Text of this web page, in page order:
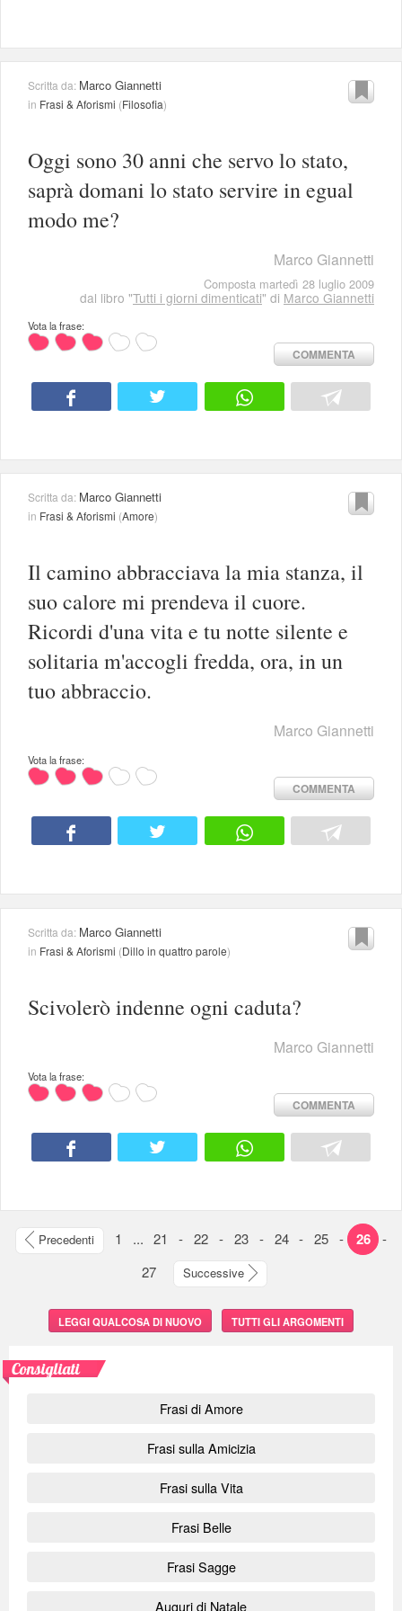
Scritta da: Marco Giannetti
in Frasi & Aforismi (Filosofia)
Oggi sono 30 anni che servo lo stato,
saprà domani lo stato servire in egual
modo me?
Marco Giannetti
Composta martedì 28 luglio 2009
dal libro "Tutti i giorni dimenticati" di Marco Giannetti
Vota la frase:
COMMENTA
Scritta da: Marco Giannetti
in Frasi & Aforismi (Amore)
Il camino abbracciava la mia stanza, il
suo calore mi prendeva il cuore.
Ricordi d'una vita e tu notte silente e
solitaria m'accogli fredda, ora, in un
tuo abbraccio.
Marco Giannetti
Vota la frase:
COMMENTA
Scritta da: Marco Giannetti
in Frasi & Aforismi (Dillo in quattro parole)
Scivolerò indenne ogni caduta?
Marco Giannetti
Vota la frase:
COMMENTA
Precedenti 1 ... 21 - 22 - 23 - 24 - 25 - 26
-
27
Successive
LEGGI QUALCOSA DI NUOVO TUTTI GLI ARGOMENTI
Consigliati
Frasi di Amore
Frasi sulla Amicizia
Frasi sulla Vita
Frasi Belle
Frasi Sagge
Auguri di Natale